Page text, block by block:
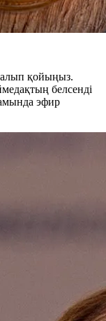
қойыңыз.
белсенді
эфир